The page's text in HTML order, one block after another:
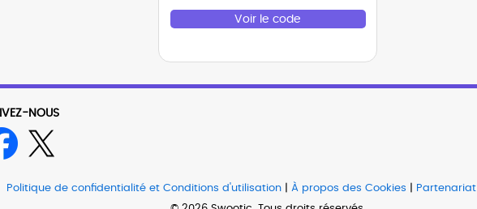
Voir le code
NOUS
Politique de confidentialité et Conditions d'utilisation À propos des Cookies Partenariat